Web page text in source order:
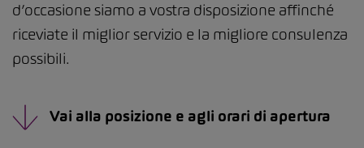
d’occasione siamo a vostra disposizione affinché
riceviate il miglior servizio e la migliore consulenza
possibili.
Vai alla posizione e agli orari di apertura